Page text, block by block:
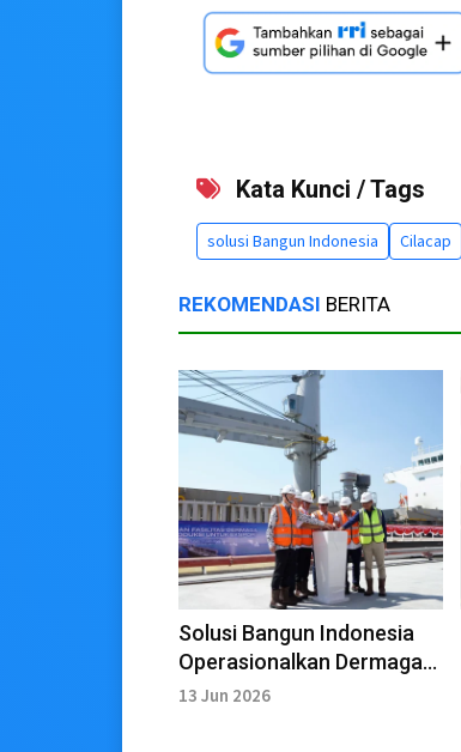
Kata Kunci / Tags
solusi Bangun Indonesia Cilacap
REKOMENDASI BERITA
Solusi Bangun Indonesia
Operasionalkan Dermaga
Ekspor Terintegrasi
13 Jun 2026